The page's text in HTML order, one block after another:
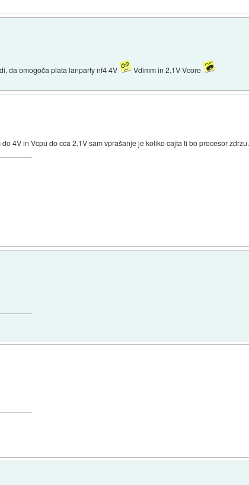
da omogoča plata lanparty nf4 4V Vdimm in 2,1V Vcore
4V in Vcpu do cca 2,1V sam vprašanje je koliko cajta ti bo procesor zdržu.